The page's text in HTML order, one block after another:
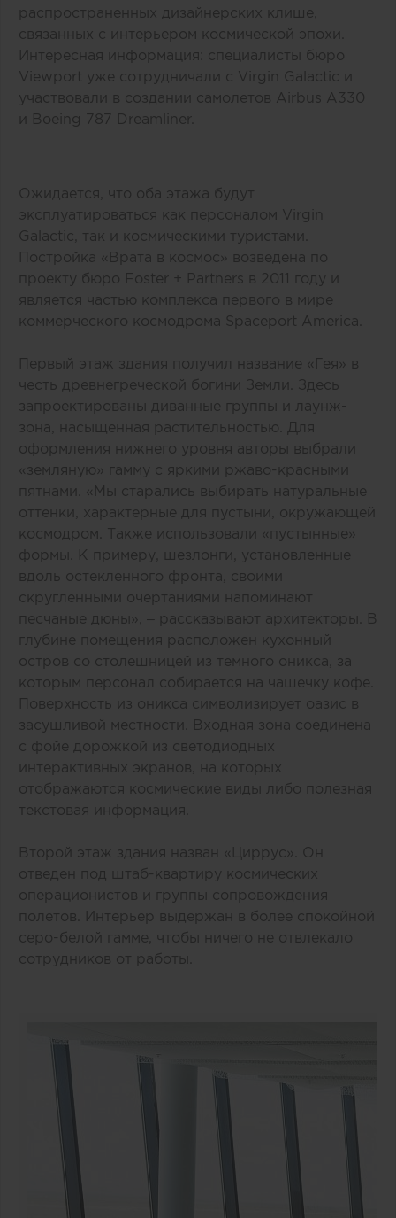
распространенных дизайнерских клише,
связанных с интерьером космической эпохи.
Интересная информация: специалисты бюро
Viewport уже сотрудничали с Virgin Galactic и
участвовали в создании самолетов Airbus A330
и Boeing 787 Dreamliner.
Ожидается, что оба этажа будут
эксплуатироваться как персоналом Virgin
Galactic, так и космическими туристами.
Постройка «Врата в космос» возведена по
проекту бюро Foster + Partners в 2011 году и
является частью комплекса первого в мире
коммерческого космодрома Spaceport America.
Первый этаж здания получил название «Гея» в
честь древнегреческой богини Земли. Здесь
запроектированы диванные группы и лаунж-
зона, насыщенная растительностью. Для
оформления нижнего уровня авторы выбрали
«земляную» гамму с яркими ржаво-красными
пятнами. «Мы старались выбирать натуральные
оттенки, характерные для пустыни, окружающей
космодром. Также использовали «пустынные»
формы. К примеру, шезлонги, установленные
вдоль остекленного фронта, своими
скругленными очертаниями напоминают
песчаные дюны», – рассказывают архитекторы. В
глубине помещения расположен кухонный
остров со столешницей из темного оникса, за
которым персонал собирается на чашечку кофе.
Поверхность из оникса символизирует оазис в
засушливой местности. Входная зона соединена
с фойе дорожкой из светодиодных
интерактивных экранов, на которых
отображаются космические виды либо полезная
текстовая информация.
Второй этаж здания назван «Циррус». Он
отведен под штаб-квартиру космических
операционистов и группы сопровождения
полетов. Интерьер выдержан в более спокойной
серо-белой гамме, чтобы ничего не отвлекало
сотрудников от работы.